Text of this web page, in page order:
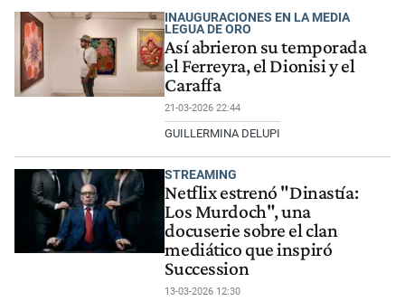
INAUGURACIONES EN LA MEDIA
LEGUA DE ORO
Así abrieron su temporada
el Ferreyra, el Dionisi y el
Caraffa
21-03-2026 22:44
GUILLERMINA DELUPI
STREAMING
Netflix estrenó "Dinastía:
Los Murdoch", una
docuserie sobre el clan
mediático que inspiró
Succession
13-03-2026 12:30